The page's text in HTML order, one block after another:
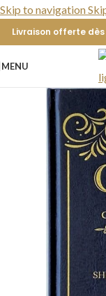
Skip to navigation
Livraison offerte
MENU